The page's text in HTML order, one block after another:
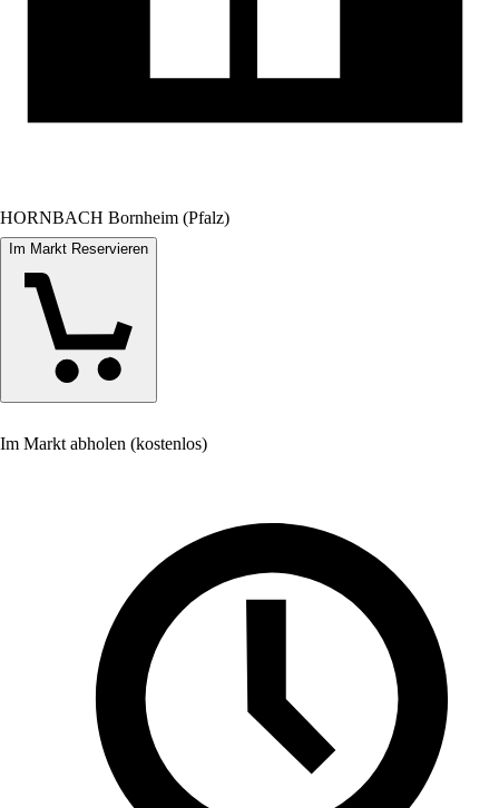
HORNBACH Bornheim (Pfalz)
Im Markt Reservieren
Im Markt abholen (kostenlos)